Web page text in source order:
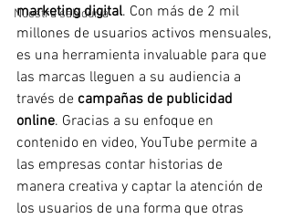
Nuestra sabiduría
marketing digital. Con más de 2 mil
millones de usuarios activos mensuales,
es una herramienta invaluable para que
las marcas lleguen a su audiencia a
través de campañas de publicidad
online. Gracias a su enfoque en
contenido en video, YouTube permite a
las empresas contar historias de
manera creativa y captar la atención de
los usuarios de una forma que otras